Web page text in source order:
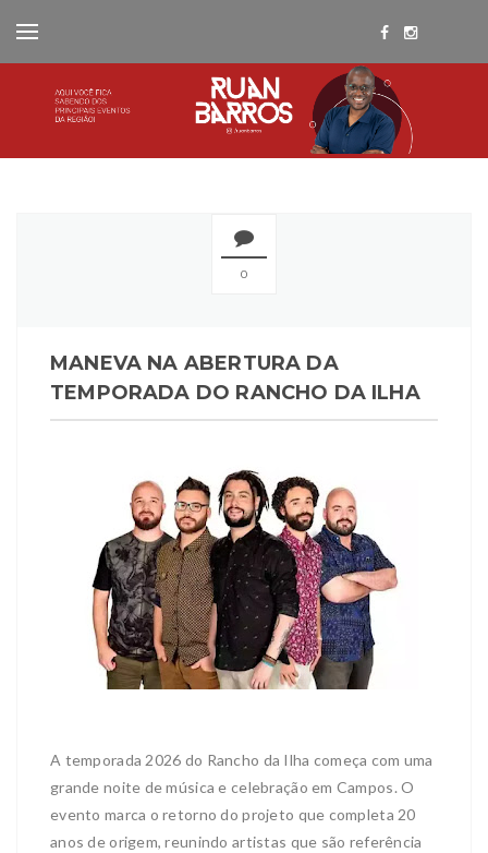
0
MANEVA NA ABERTURA DA
TEMPORADA DO RANCHO DA ILHA
A temporada 2026 do Rancho da Ilha começa com uma
grande noite de música e celebração em Campos. O
evento marca o retorno do projeto que completa 20
anos de origem, reunindo artistas que são referência